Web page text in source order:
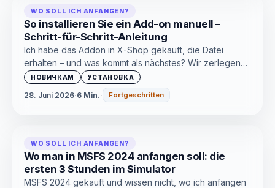
WO SOLL ICH ANFANGEN?
So installieren Sie ein Add-on manuell –
Schritt-für-Schritt-Anleitung
Ich habe das Addon in X-Shop gekauft, die Datei
erhalten – und was kommt als nächstes? Wir zerlegen
die Installation manuell für MSFS 2024, X-Plane 12 und
P3D. Keine weiteren Worte, nur zur Sache.
НОВИЧКАМ УСТАНОВКА
28. Juni 2026·6 Min.· Fortgeschritten
WO SOLL ICH ANFANGEN?
Wo man in MSFS 2024 anfangen soll: die
ersten 3 Stunden im Simulator
MSFS 2024 gekauft und wissen nicht, wo ich anfangen